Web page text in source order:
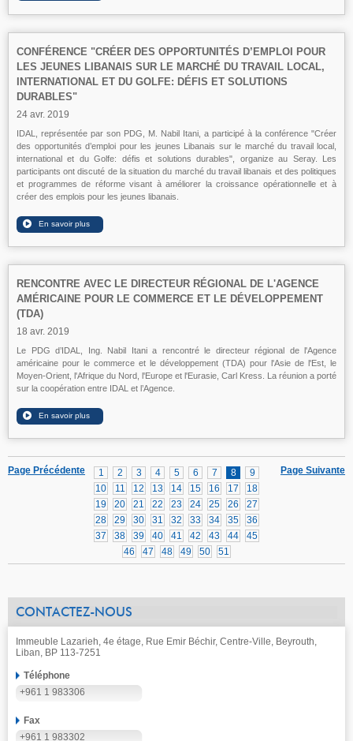
CONFÉRENCE "CRÉER DES OPPORTUNITÉS D’EMPLOI POUR
LES JEUNES LIBANAIS SUR LE MARCHÉ DU TRAVAIL LOCAL,
INTERNATIONAL ET DU GOLFE: DÉFIS ET SOLUTIONS
DURABLES"
24 avr. 2019
IDAL, représentée par son PDG, M. Nabil Itani, a participé à la conférence "Créer
des opportunités d’emploi pour les jeunes Libanais sur le marché du travail local,
international et du Golfe: défis et solutions durables", organize au Seray. Les
participants ont discuté de la situation du marché du travail libanais et des politiques
et programmes de réforme visant à améliorer la croissance opérationnelle et à
créer des emplois pour les jeunes libanais.
RENCONTRE AVEC LE DIRECTEUR RÉGIONAL DE L'AGENCE
AMÉRICAINE POUR LE COMMERCE ET LE DÉVELOPPEMENT
(TDA)
18 avr. 2019
Le PDG d’IDAL, Ing. Nabil Itani a rencontré le directeur régional de l'Agence
américaine pour le commerce et le développement (TDA) pour l'Asie de l'Est, le
Moyen-Orient, l'Afrique du Nord, l'Europe et l'Eurasie, Carl Kress. La réunion a porté
sur la coopération entre IDAL et l’Agence.
Page Suivante
1 2 3 4 5 6 7 8
9
10
11 12 13 14 15 16 17
18
19
20 21 22 23 24 25 26
27
28
29 30 31 32 33 34 35
36
37
38 39 40 41 42 43 44
45
46
47 48 49 50 51
Page Précédente
CONTACTEZ-NOUS
Immeuble Lazarieh, 4e étage, Rue Emir Béchir, Centre-Ville, Beyrouth,
Liban, BP 113-7251
Téléphone
+961 1 983306
Fax
+961 1 983302